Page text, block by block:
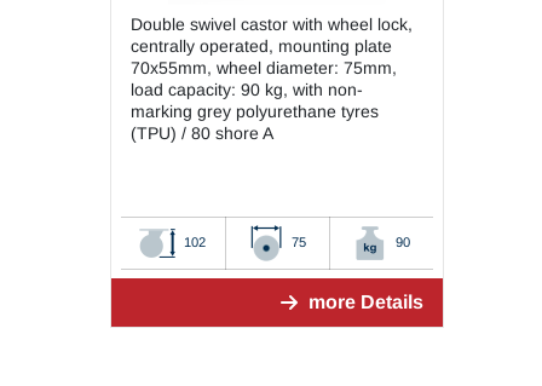
Double swivel castor with wheel lock,
centrally operated, mounting plate
70x55mm, wheel diameter: 75mm,
load capacity: 90 kg, with non-
marking grey polyurethane tyres
(TPU) / 80 shore A
102 75 90
more Details